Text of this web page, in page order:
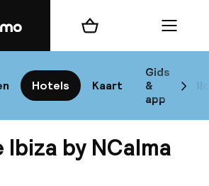
Hotels Kaart
Gids
&
app
Winkelmand Menu
Ibiza by NCalma